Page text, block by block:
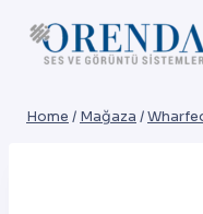
Home / Mağaza /